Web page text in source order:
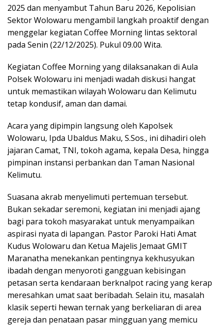
2025 dan menyambut Tahun Baru 2026, Kepolisian
Sektor Wolowaru mengambil langkah proaktif dengan
menggelar kegiatan Coffee Morning lintas sektoral
pada Senin (22/12/2025). Pukul 09.00 Wita.
Kegiatan Coffee Morning yang dilaksanakan di Aula
Polsek Wolowaru ini menjadi wadah diskusi hangat
untuk memastikan wilayah Wolowaru dan Kelimutu
tetap kondusif, aman dan damai.
​Acara yang dipimpin langsung oleh Kapolsek
Wolowaru, Ipda Ubaldus Maku, S.Sos., ini dihadiri oleh
jajaran Camat, TNI, tokoh agama, kepala Desa, hingga
pimpinan instansi perbankan dan Taman Nasional
Kelimutu.
​Suasana akrab menyelimuti pertemuan tersebut.
Bukan sekadar seremoni, kegiatan ini menjadi ajang
bagi para tokoh masyarakat untuk menyampaikan
aspirasi nyata di lapangan. Pastor Paroki Hati Amat
Kudus Wolowaru dan Ketua Majelis Jemaat GMIT
Maranatha menekankan pentingnya kekhusyukan
ibadah dengan menyoroti gangguan kebisingan
petasan serta kendaraan berknalpot racing yang kerap
meresahkan umat saat beribadah. Selain itu, masalah
klasik seperti hewan ternak yang berkeliaran di area
gereja dan penataan pasar mingguan yang memicu